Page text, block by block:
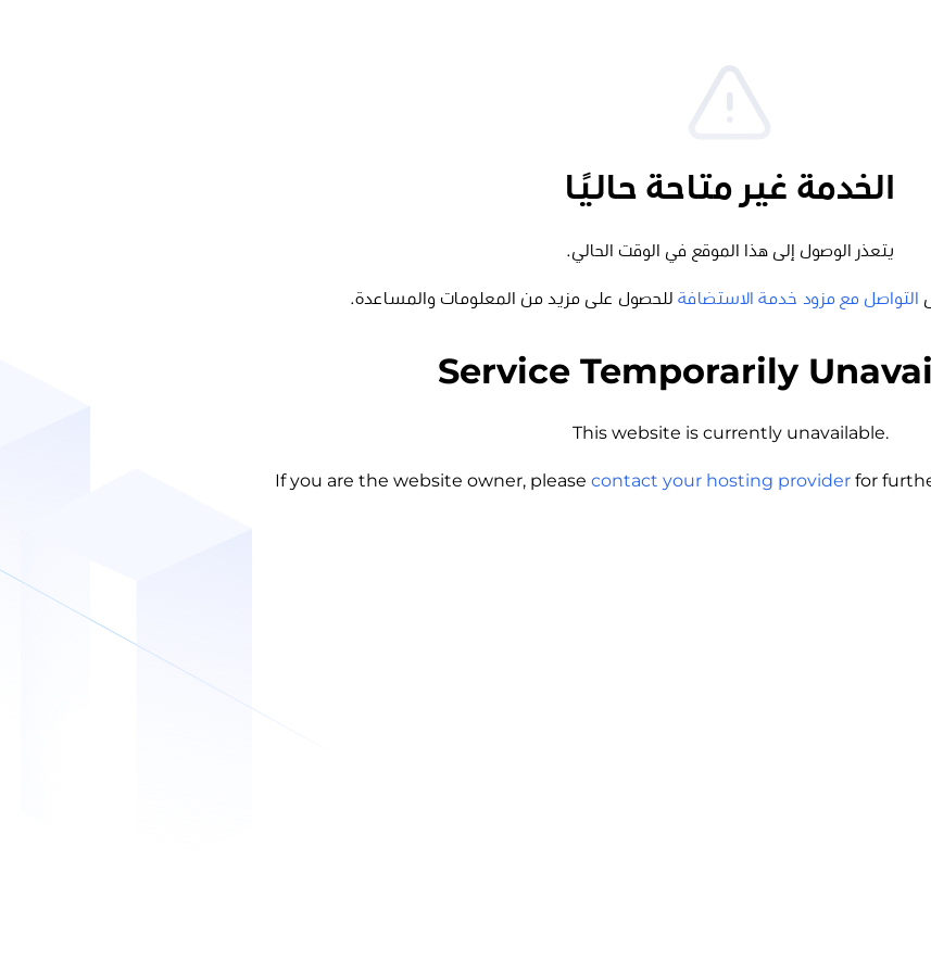
الخدمة غير متاحة حاليًا
يتعذر الوصول إلى هذا الموقع في الوقت الحالي.
التواصل مع مزود خدمة الاستضافة للحصول على مزيد من المعلومات والمساعدة.
Service Temporarily
This website is currently unavailable.
If you are the website owner, please contact your hosting provider for